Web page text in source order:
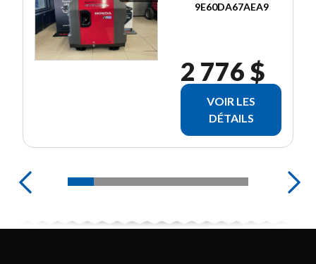
9E60DA67AEA9
2 776 $
VOIR LES
DÉTAILS